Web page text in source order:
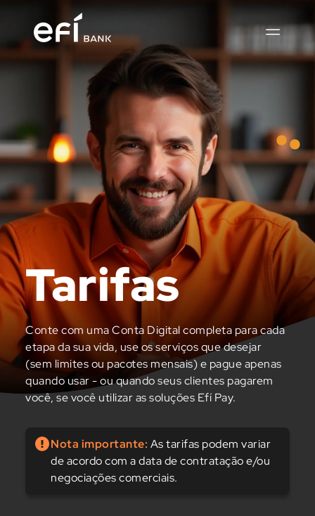
Tarifas
Conte com uma Conta Digital completa para cada
etapa da sua vida, use os serviços que desejar
(sem limites ou pacotes mensais) e pague apenas
quando usar - ou quando seus clientes pagarem
você, se você utilizar as soluções Efí Pay.
Nota importante: As tarifas podem variar
de acordo com a data de contratação e/ou
negociações comerciais.